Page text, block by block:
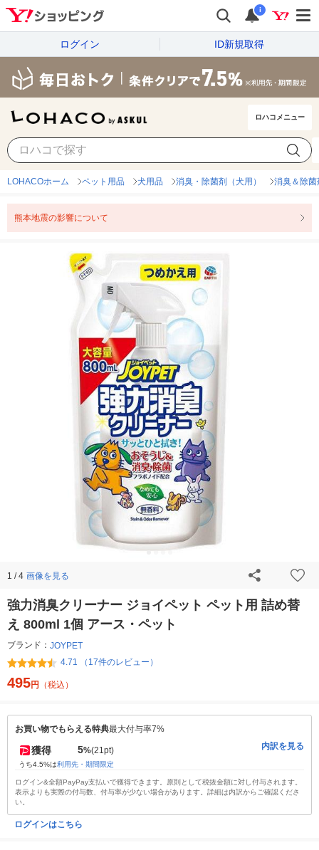
i
ログイン ID新規取得
ロハコメニュー
LOHACOホーム ペット用品 犬用品 消臭・除菌剤（犬用） 消臭＆除菌
熊本地震の影響について
1 / 4 画像を見る
強力消臭クリーナー ジョイペット ペット用 詰め替
え 800ml 1個 アース・ペット
ブランド： JOYPET
4.71 （17件のレビュー）
495円 （税込）
お買い物でもらえる特典最大付与率7%
獲得 5%(21pt)
うち4.5%は利用先・期間限定
内訳を見る
ログイン&全額PayPay支払いで獲得できます。原則として税抜金額に対し付与されます。
表示よりも実際の付与数、付与率が少ない場合があります。詳細は内訳からご確認くださ
い。
ログインはこちら